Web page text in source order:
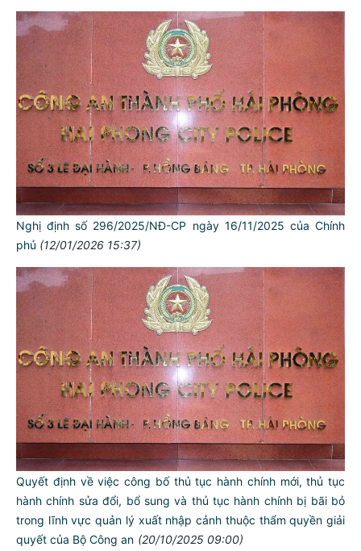
Nghị định số 296/2025/NĐ-CP ngày 16/11/2025 của Chính
phủ (12/01/2026 15:37)
Quyết định về việc công bố thủ tục hành chính mới, thủ tục
hành chính sửa đổi, bổ sung và thủ tục hành chính bị bãi bỏ
trong lĩnh vực quản lý xuất nhập cảnh thuộc thẩm quyền giải
quyết của Bộ Công an (20/10/2025 09:00)